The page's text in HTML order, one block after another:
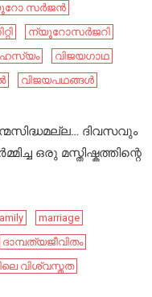
സർജൻ
ന്യൂറോസർജറി
വിജയഗാഥ
വിജയപഥങ്ങൾ
ദിവസവും
ഒരു മസ്തിഷ്കത്തിന്റെ
marriage
ദാമ്പത്യജീവിതം
വിശ്വസ്തത